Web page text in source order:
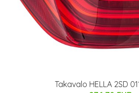
Takavalo HELLA 2SD